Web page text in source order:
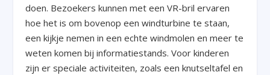
doen. Bezoekers kunnen met een VR-bril ervaren
hoe het is om bovenop een windturbine te staan,
een kijkje nemen in een echte windmolen en meer te
weten komen bij informatiestands. Voor kinderen
zijn er speciale activiteiten, zoals een knutseltafel en